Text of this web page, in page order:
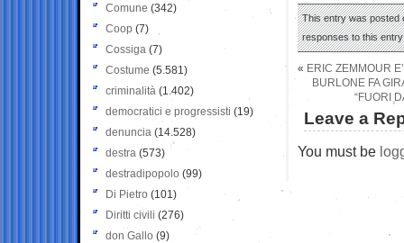
This entry was posted
responses to this
« ERIC ZEMMOUR
BURLONE FA
“FUORI
Leave a
You must be
Comune (342)
Coop (7)
Cossiga (7)
Costume (5.581)
criminalità (1.402)
democratici e progressisti (19)
denuncia (14.528)
destra (573)
destradipopolo (99)
Di Pietro (101)
Diritti civili (276)
don Gallo (9)